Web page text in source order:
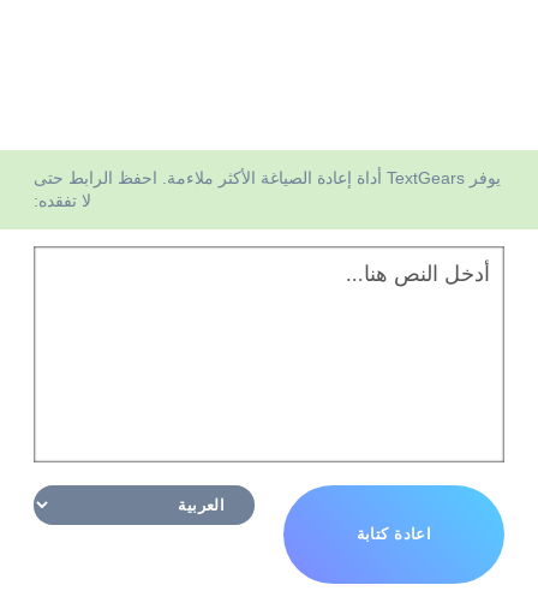
يوفر TextGears أداة إعادة الصياغة الأكثر ملاءمة. احفظ الرابط حتى
لا تفقده:
اعادة كتابة